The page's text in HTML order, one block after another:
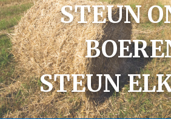
STEUN
STEUN